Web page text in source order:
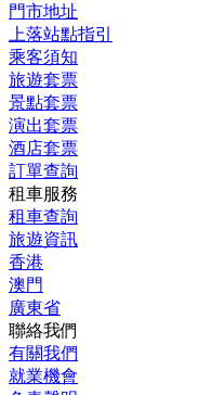
門市地址
上落站點指引
乘客須知
旅遊套票
景點套票
演出套票
酒店套票
訂單查詢
租車服務
租車查詢
旅遊資訊
香港
澳門
廣東省
聯絡我們
有關我們
就業機會